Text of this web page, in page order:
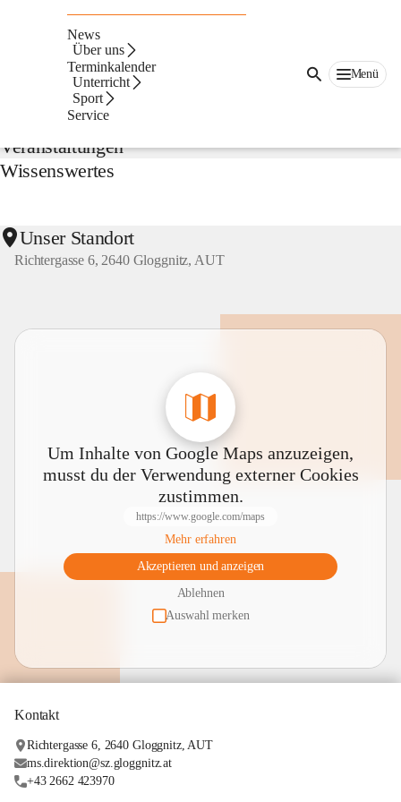
News
Über uns
Terminkalender
Unterricht
Sport
Service
Menü
Aktuelles
Veranstaltungen
Wissenswertes
Unser Standort
Richtergasse 6, 2640 Gloggnitz, AUT
Um Inhalte von Google Maps anzuzeigen,
musst du der Verwendung externer Cookies
zustimmen.
https://www.google.com/maps
Mehr erfahren
Akzeptieren und anzeigen
Ablehnen
Auswahl merken
Kontakt
Richtergasse 6, 2640 Gloggnitz, AUT
ms.direktion@sz.gloggnitz.at
+43 2662 423970